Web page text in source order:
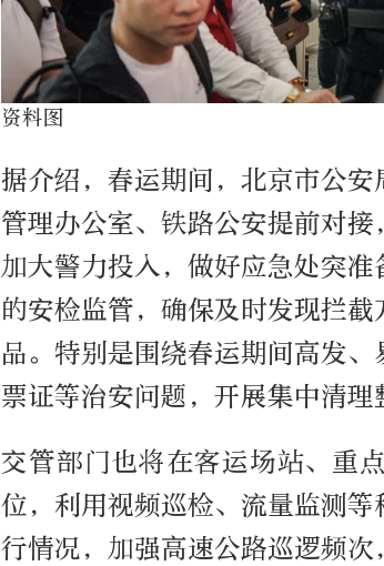
资料图
据介绍，春运期间，北京市公
管理办公室、铁路公安提前对
加大警力投入，做好应急处突
的安检监管，确保及时发现拦
品。特别是围绕春运期间高发
票证等治安问题，开展集中清理
交管部门也将在客运场站、重
位，利用视频巡检、流量监测
行情况，加强高速公路巡逻频次